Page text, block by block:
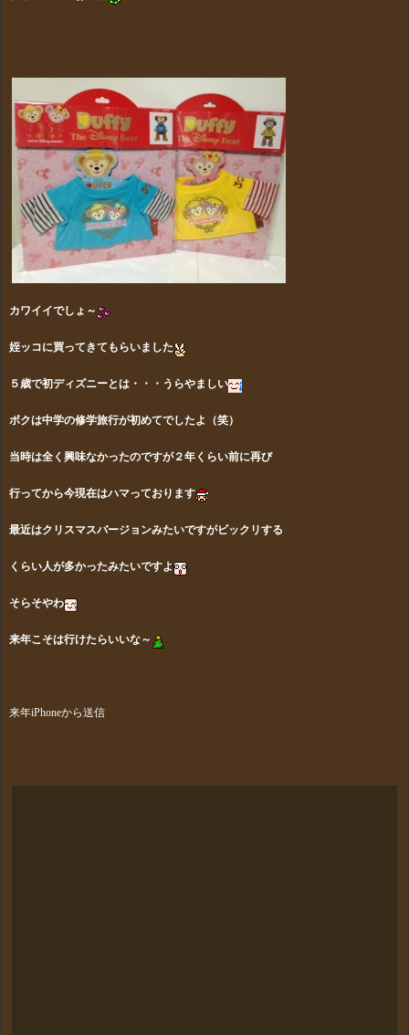
カワイイでしょ～
姪ッコに買ってきてもらいました
５歳で初ディズニーとは・・・うらやましい
ボクは中学の修学旅行が初めてでしたよ（笑）
当時は全く興味なかったのですが２年くらい前に再び
行ってから今現在はハマっております
最近はクリスマスバージョンみたいですがビックリする
くらい人が多かったみたいですよ
そらそやわ
来年こそは行けたらいいな～
来年iPhoneから送信